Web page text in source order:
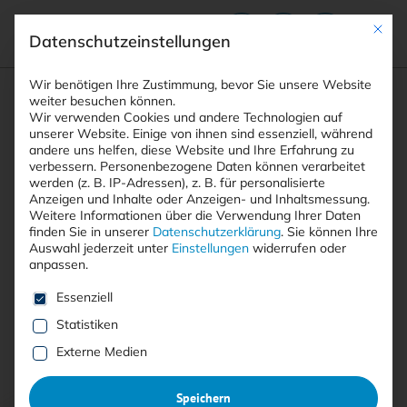
Suchfeld
Suchen
Breadcrumb-Navigation
STARTSEITE AUTOREN HERMANN BEHNERT
Alle Beiträge von Hermann
Behnert
Mit
Datenschutzeinstellungen
Wir benötigen Ihre Zustimmung, bevor Sie unsere Website
weiter besuchen können.
Wir verwenden Cookies und andere Technologien auf
unserer Website. Einige von ihnen sind essenziell, während
andere uns helfen, diese Website und Ihre Erfahrung zu
verbessern. Personenbezogene Daten können verarbeitet
werden (z. B. IP-Adressen), z. B. für personalisierte
Anzeigen und Inhalte oder Anzeigen- und Inhaltsmessung.
Weitere Informationen über die Verwendung Ihrer Daten
finden Sie in unserer Datenschutzerklärung. Sie können Ihre
Auswahl jederzeit unter Einstellungen widerrufen oder
anpassen.
Es folgt eine Liste der Service-Gruppen, für die eine
Essenziell
Statistiken
Externe Medien
Speichern